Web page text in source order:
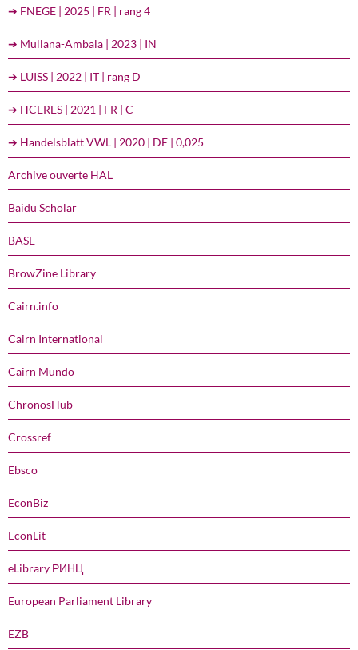
➔ FNEGE | 2025 | FR | rang 4
➔ Mullana-Ambala | 2023 | IN
➔ LUISS | 2022 | IT | rang D
➔ HCERES | 2021 | FR | C
➔ Handelsblatt VWL | 2020 | DE | 0,025
Archive ouverte HAL
Baidu Scholar
BASE
BrowZine Library
Cairn.info
Cairn International
Cairn Mundo
ChronosHub
Crossref
Ebsco
EconBiz
EconLit
eLibrary РИНЦ
European Parliament Library
EZB